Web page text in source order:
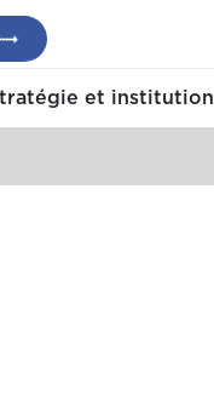
et institution